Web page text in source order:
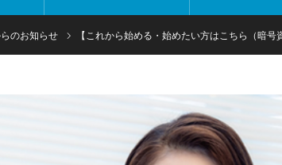
のお知らせ 【これから始める・始めたい方はこちら（暗